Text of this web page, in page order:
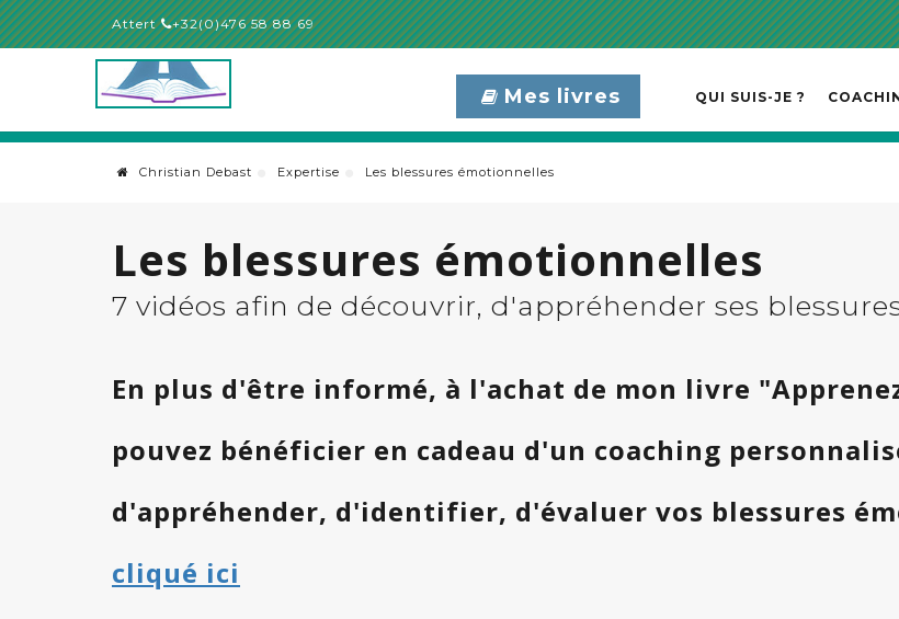
Attert +32(0)476 58 88 69
Mes livres QUI SUIS-JE ?
Christian Debast Expertise Les blessures émotionnelles
Les blessures émotionnelles
7 vidéos afin de découvrir, d'appréhender ses
En plus d'être informé, à l'achat de mon livre
pouvez bénéficier en cadeau d'un coaching
d'appréhender, d'identifier, d'évaluer vos blessures
cliqué ici